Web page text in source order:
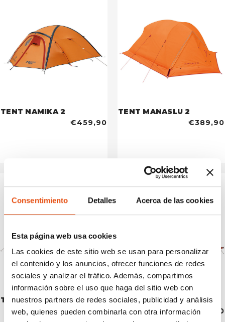
Consentimiento Detalles Acerca de las cookies
Esta página web usa cookies
Las cookies de este sitio web se usan para personalizar
el contenido y los anuncios, ofrecer funciones de redes
sociales y analizar el tráfico. Además, compartimos
información sobre el uso que haga del sitio web con
nuestros partners de redes sociales, publicidad y análisis
web, quienes pueden combinarla con otra información
TENT NAMIKA 2
€459,90
TENT MANASLU 2
€389,90
TRIVOR 2
€499,90
TENT SVALBARD 3.0
€569,90